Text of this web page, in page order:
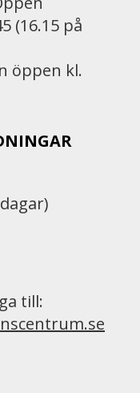
(16.15 på
öppen kl.
till: